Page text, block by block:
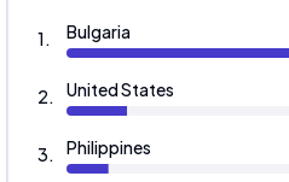
1. Bulgaria
2. United States
3. Philippines